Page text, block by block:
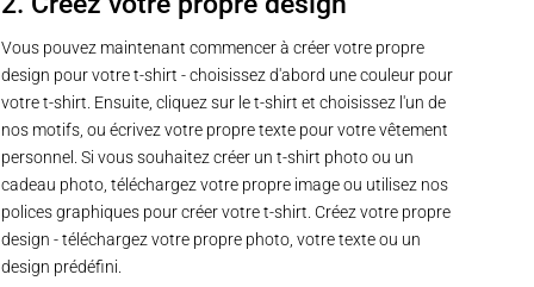
Vous pouvez maintenant commencer à créer votre propre
design pour votre t-shirt - choisissez d'abord une couleur pour
votre t-shirt. Ensuite, cliquez sur le t-shirt et choisissez l'un de
nos motifs, ou écrivez votre propre texte pour votre vêtement
personnel. Si vous souhaitez créer un t-shirt photo ou un
cadeau photo, téléchargez votre propre image ou utilisez nos
polices graphiques pour créer votre t-shirt. Créez votre propre
design - téléchargez votre propre photo, votre texte ou un
design prédéfini.